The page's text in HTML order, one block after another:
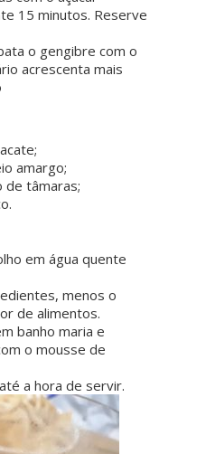
15 minutos. Reserve
o gengibre com o
acrescenta mais
amargo;
de tâmaras;
em água quente
menos o
de alimentos.
banho maria e
o mousse de
a hora de servir.